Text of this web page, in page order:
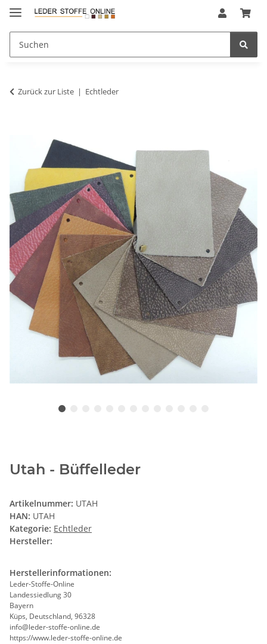
Zurück zur Liste Echtleder
Utah - Büffelleder
Artikelnummer: UTAH
HAN: UTAH
Kategorie: Echtleder
Hersteller:
Herstellerinformationen:
Leder-Stoffe-Online
Landessiedlung 30
Bayern
Küps, Deutschland, 96328
info@leder-stoffe-online.de
https://www.leder-stoffe-online.de